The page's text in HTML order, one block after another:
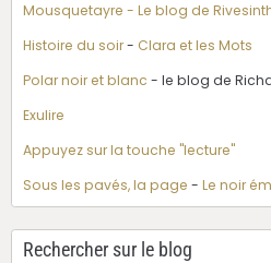
Mousquetayre - Le blog de
Histoire du soir- Clara et les Mots
Polar noir et blanc - le blog de
Exulire
Appuyez sur la touche "lecture"
Sous les pavés, la page - Le noir
Rechercher sur le blog